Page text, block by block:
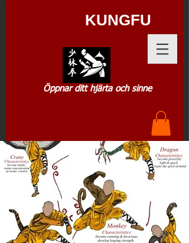
KUNGFU
Öppnar ditt hjärta och sinne